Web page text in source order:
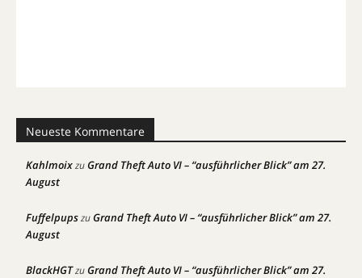
Neueste Kommentare
KahlmoixzuGrand Theft Auto VI – “ausführlicher Blick” am 27.
August
FuffelpupszuGrand Theft Auto VI – “ausführlicher Blick” am 27.
August
BlackHGTzuGrand Theft Auto VI – “ausführlicher Blick” am 27.